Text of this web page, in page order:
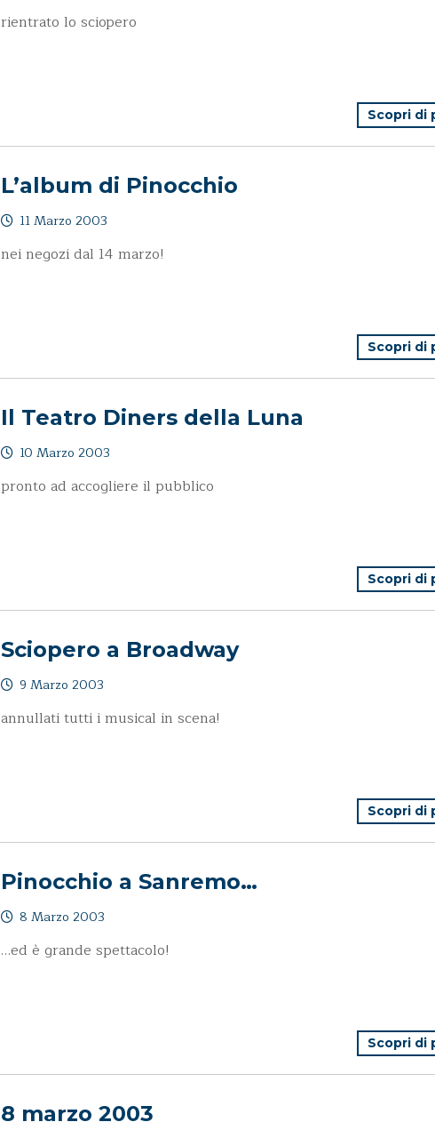
rientrato lo sciopero
Scopri di
L’album di Pinocchio
11 Marzo 2003
nei negozi dal 14 marzo!
Scopri di
Il Teatro Diners della Luna
10 Marzo 2003
pronto ad accogliere il pubblico
Scopri di
Sciopero a Broadway
9 Marzo 2003
annullati tutti i musical in scena!
Scopri di
Pinocchio a Sanremo…
8 Marzo 2003
…ed è grande spettacolo!
Scopri di
8 marzo 2003